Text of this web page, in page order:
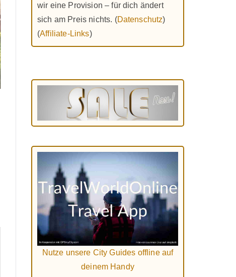
wir eine Provision – für dich ändert
sich am Preis nichts. (Datenschutz)
(Affiliate-Links)
Nutze unsere City Guides offline auf
deinem Handy